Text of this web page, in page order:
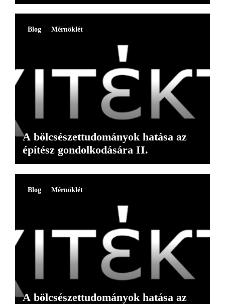
Blog Mérnöklét
A bölcsészettudományok hatása az
építész gondolkodására II.
Blog Mérnöklét
A bölcsészettudományok hatása az